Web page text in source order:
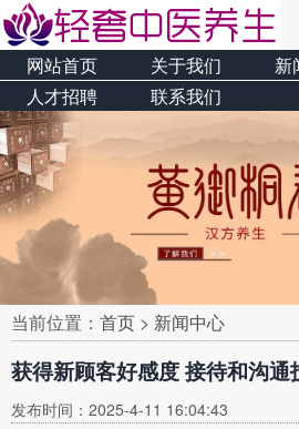
网站首页 关于我们 新
人才招聘
联系我们
当前位置： 首页> 新闻中心
获得新顾客好感度 接待和沟通
发布时间：2025-4-11 16:04:43